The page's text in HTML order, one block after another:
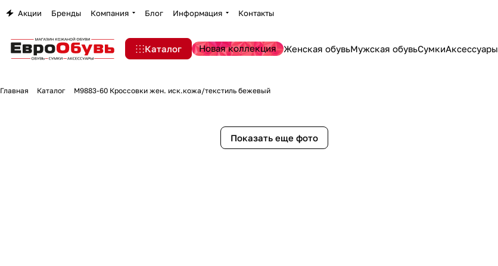
Акции Бренды Компания Блог Информация Контакты
Каталог Новая коллекция Женская обувьМужская обувьСумкиАксессуары
Главная Каталог M9883-60 Кроссовки жен. иск.кожа/текстиль бежевый
Показать еще фото